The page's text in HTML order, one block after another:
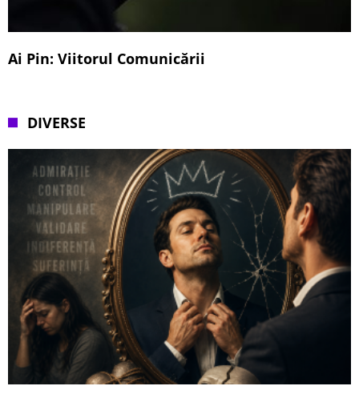
Ai Pin: Viitorul Comunicării
DIVERSE